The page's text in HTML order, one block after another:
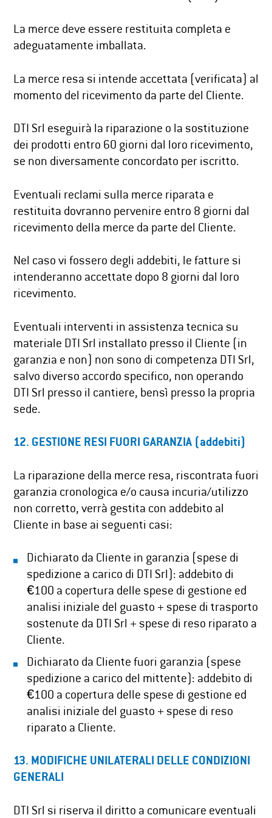
La merce deve essere restituita completa e
adeguatamente imballata.
La merce resa si intende accettata (verificata) al
momento del ricevimento da parte del Cliente.
DTI Srl eseguirà la riparazione o la sostituzione
dei prodotti entro 60 giorni dal loro ricevimento,
se non diversamente concordato per iscritto.
Eventuali reclami sulla merce riparata e
restituita dovranno pervenire entro 8 giorni dal
ricevimento della merce da parte del Cliente.
Nel caso vi fossero degli addebiti, le fatture si
intenderanno accettate dopo 8 giorni dal loro
ricevimento.
Eventuali interventi in assistenza tecnica su
materiale DTI Srl installato presso il Cliente (in
garanzia e non) non sono di competenza DTI Srl,
salvo diverso accordo specifico, non operando
DTI Srl presso il cantiere, bensì presso la propria
sede.
12. GESTIONE RESI FUORI GARANZIA (addebiti)
La riparazione della merce resa, riscontrata fuori
garanzia cronologica e/o causa incuria/utilizzo
non corretto, verrà gestita con addebito al
Cliente in base ai seguenti casi:
Dichiarato da Cliente in garanzia (spese di
spedizione a carico di DTI Srl): addebito di
€100 a copertura delle spese di gestione ed
analisi iniziale del guasto + spese di trasporto
sostenute da DTI Srl + spese di reso riparato a
Cliente.
Dichiarato da Cliente fuori garanzia (spese
spedizione a carico del mittente): addebito di
€100 a copertura delle spese di gestione ed
analisi iniziale del guasto + spese di reso
riparato a Cliente.
13. MODIFICHE UNILATERALI DELLE CONDIZIONI
GENERALI
DTI Srl si riserva il diritto a comunicare eventuali